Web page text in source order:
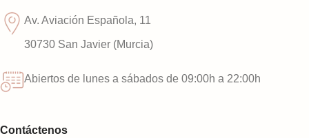
Av. Aviación Española, 11
30730 San Javier (Murcia)
Abiertos de lunes a sábados de 09:00h a 22:00h
Contáctenos